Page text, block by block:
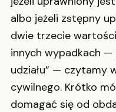
albo jeżeli zstępny
dwie trzecie
innych wypadkach
udziału” — czytamy
cywilnego. Krótko
domagać się od